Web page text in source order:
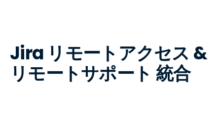
Jira リモートアクセス &
リモートサポート 統合